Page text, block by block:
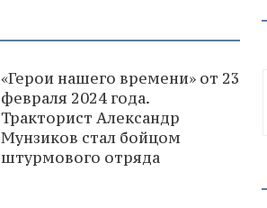
«Герои нашего времени» от 23
февраля 2024 года.
Тракторист Александр
Мунзиков стал бойцом
штурмового отряда